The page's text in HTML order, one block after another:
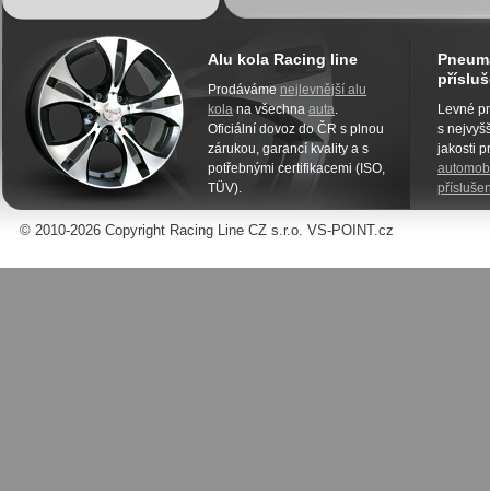
Alu kola Racing line
Prodáváme nejlevnější alu
kola na všechna auta.
Oficiální dovoz do ČR s plnou
zárukou, garancí kvality a s
potřebnými certifikacemi (ISO,
TÜV).
Levné
s
jakosti
© 2010-2026 Copyright Racing Line CZ s.r.o. VS-POINT.cz